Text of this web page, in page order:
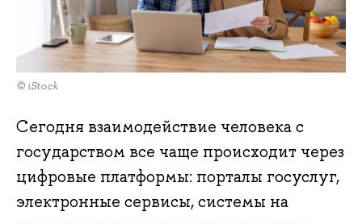
© iStock
Сегодня взаимодействие человека с
государством все чаще происходит через
цифровые платформы: порталы госуслуг,
электронные сервисы, системы на